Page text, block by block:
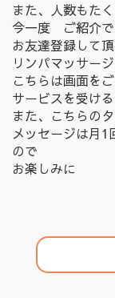
また、人数もた
今一度 ご紹介
お友達登録して
リンパマッサー
こちらは画面を
サービスを受け
また、こちらの
メッセージは月
ので
お楽しみに